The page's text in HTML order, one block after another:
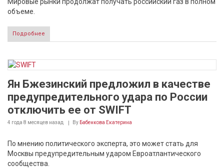
объеме.
Подробнее
Ян Бжезинский предложил в качестве
предупредительного удара по России
отключить ее от SWIFT
4 года 8 месяцев назад By Бабенкова Екатерина
По мнению политического эксперта, это может стать для
Москвы предупредительным ударом Евроатлантического
сообщества.